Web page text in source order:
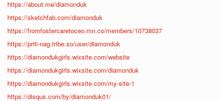
https://about.me/diamonduk
https://sketchfab.com/diamonduk
https://fromfostercaretoceo.mn.co/members/10738037
https://priti-nag.tribe.so/user/diamonduk
https://diamondukgirls.wixsite.com/website
https://diamondukgirls.wixsite.com/diamonduk
https://diamondukgirls.wixsite.com/my-site-1
https://disqus.com/by/diamonduk01/